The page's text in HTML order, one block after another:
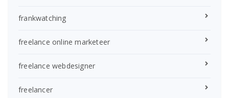
frankwatching
freelance online marketeer
freelance webdesigner
freelancer